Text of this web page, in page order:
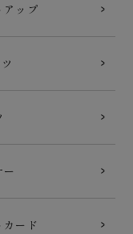
アップ
ー
カード